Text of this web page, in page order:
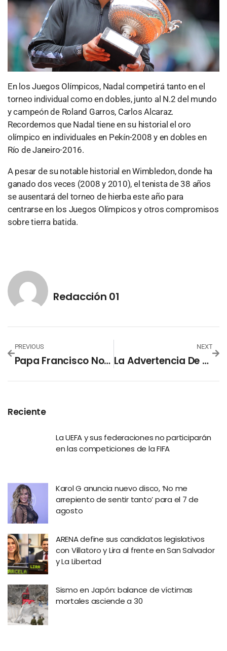
En los Juegos Olímpicos, Nadal competirá tanto en el
torneo individual como en dobles, junto al N.2 del mundo
y campeón de Roland Garros, Carlos Alcaraz.
Recordemos que Nadal tiene en su historial el oro
olímpico en individuales en Pekín-2008 y en dobles en
Río de Janeiro-2016.
A pesar de su notable historial en Wimbledon, donde ha
ganado dos veces (2008 y 2010), el tenista de 38 años
se ausentará del torneo de hierba este año para
centrarse en los Juegos Olímpicos y otros compromisos
sobre tierra batida.
Redacción 01
PREVIOUS
Papa Francisco Nombra Nuevo Obispo Militar Ordinario En El Salvador
NEXT
La Advertencia De Pepe Aguilar A Las Parejas De Sus Hijos
Reciente
La UEFA y sus federaciones no participarán
en las competiciones de la FIFA
Karol G anuncia nuevo disco, ‘No me
arrepiento de sentir tanto’ para el 7 de
agosto
ARENA define sus candidatos legislativos
con Villatoro y Lira al frente en San Salvador
y La Libertad
Sismo en Japón: balance de víctimas
mortales asciende a 30